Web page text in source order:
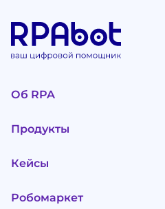
Об RPA
Продукты
Кейсы
Робомаркет